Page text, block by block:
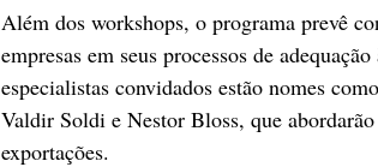
Além dos workshops, o programa prevê
empresas em seus processos de
especialistas convidados estão nomes
Valdir Soldi e Nestor Bloss, que
exportações.